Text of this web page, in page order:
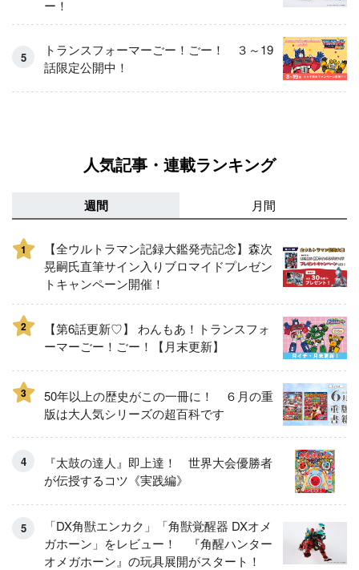
ー！
トランスフォーマーごー！ごー！ ３～19
話限定公開中！
人気記事・連載ランキング
週間 月間
1
【全ウルトラマン記録大鑑発売記念】森次
晃嗣氏直筆サイン入りブロマイドプレゼン
トキャンペーン開催！
2
【第6話更新♡】 わんもあ！トランスフォ
ーマーごー！ごー！【月末更新】
3
50年以上の歴史がこの一冊に！ ６月の重
版は大人気シリーズの超百科です
『太鼓の達人』即上達！ 世界大会優勝者
が伝授するコツ《実践編》
「DX角獣エンカク」「角獣覚醒器 DXオメ
ガホーン」をレビュー！ 『角醒ハンター
オメガホーン』の玩具展開がスタート！